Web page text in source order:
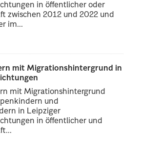
in öffentlicher oder
zwischen 2012 und 2022 und
im...
mit Migrationshintergrund in
mit Migrationshintergrund
und
in Leipziger
in öffentlicher und